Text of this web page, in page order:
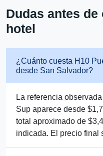
Dudas antes
hotel
¿Cuánto cuesta H10
desde San Salvador?
La referencia
Sup aparece desde
total aproximado de
indicada. El precio final